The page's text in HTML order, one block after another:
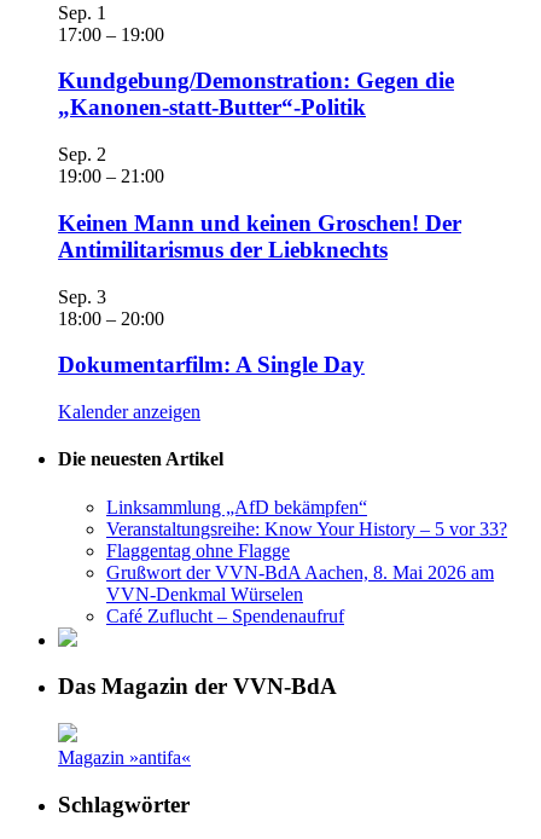
Sep. 1
17:00 – 19:00
Kundgebung/Demonstration: Gegen die
„Kanonen-statt-Butter“-Politik
Sep. 2
19:00 – 21:00
Keinen Mann und keinen Groschen! Der
Antimilitarismus der Liebknechts
Sep. 3
18:00 – 20:00
Dokumentarfilm: A Single Day
Kalender anzeigen
Die neuesten Artikel
Linksammlung „AfD bekämpfen“
Veranstaltungsreihe: Know Your History – 5 vor 33?
Flaggentag ohne Flagge
Grußwort der VVN-BdA Aachen, 8. Mai 2026 am
VVN-Denkmal Würselen
Café Zuflucht – Spendenaufruf
Das Magazin der VVN-BdA
Magazin »antifa«
Schlagwörter